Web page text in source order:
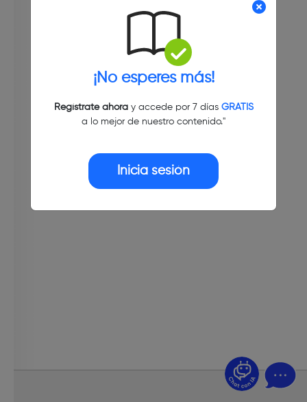
¡No esperes más!
Regístrate ahoray accede por 7 días GRATIS
a lo mejor de nuestro contenido."
Inicia sesión